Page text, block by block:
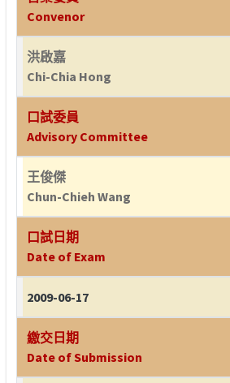
Convenor
洪啟嘉
Chi-Chia Hong
口試委員
Advisory Committee
王俊傑
Chun-Chieh Wang
口試日期
Date of Exam
2009-06-17
繳交日期
Date of Submission